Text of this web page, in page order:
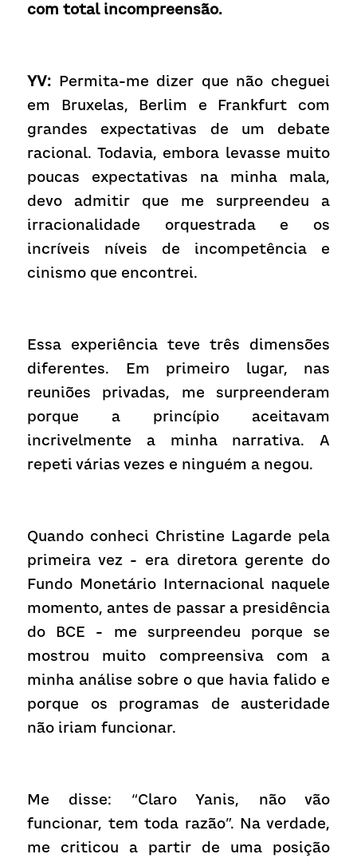
com total incompreensão.
YV: Permita-me dizer que não cheguei
em Bruxelas, Berlim e Frankfurt com
grandes expectativas de um debate
racional. Todavia, embora levasse muito
poucas expectativas na minha mala,
devo admitir que me surpreendeu a
irracionalidade orquestrada e os
incríveis níveis de incompetência e
cinismo que encontrei.
Essa experiência teve três dimensões
diferentes. Em primeiro lugar, nas
reuniões privadas, me surpreenderam
porque a princípio aceitavam
incrivelmente a minha narrativa. A
repeti várias vezes e ninguém a negou.
Quando conheci Christine Lagarde pela
primeira vez - era diretora gerente do
Fundo Monetário Internacional naquele
momento, antes de passar a presidência
do BCE - me surpreendeu porque se
mostrou muito compreensiva com a
minha análise sobre o que havia falido e
porque os programas de austeridade
não iriam funcionar.
Me disse: “Claro Yanis, não vão
funcionar, tem toda razão”. Na verdade,
me criticou a partir de uma posição